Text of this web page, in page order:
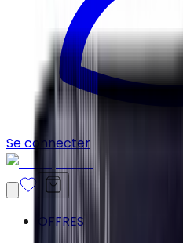
Se connecter
OFFRES